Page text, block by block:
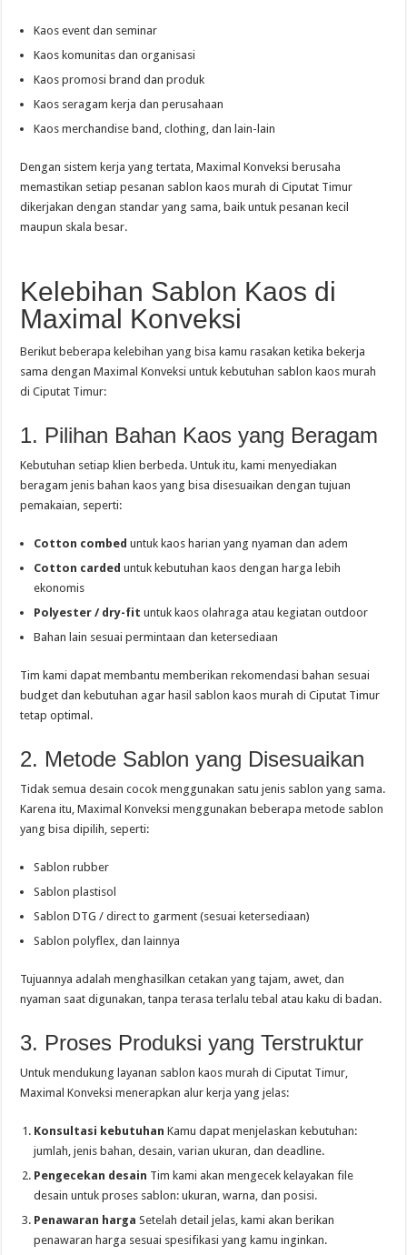
Kaos event dan seminar
Kaos komunitas dan organisasi
Kaos promosi brand dan produk
Kaos seragam kerja dan perusahaan
Kaos merchandise band, clothing, dan lain-lain
Dengan sistem kerja yang tertata, Maximal Konveksi berusaha
memastikan setiap pesanan sablon kaos murah di Ciputat Timur
dikerjakan dengan standar yang sama, baik untuk pesanan kecil
maupun skala besar.
Kelebihan Sablon Kaos di
Maximal Konveksi
Berikut beberapa kelebihan yang bisa kamu rasakan ketika bekerja
sama dengan Maximal Konveksi untuk kebutuhan sablon kaos murah
di Ciputat Timur:
1. Pilihan Bahan Kaos yang Beragam
Kebutuhan setiap klien berbeda. Untuk itu, kami menyediakan
beragam jenis bahan kaos yang bisa disesuaikan dengan tujuan
pemakaian, seperti:
Cotton combed untuk kaos harian yang nyaman dan adem
Cotton carded untuk kebutuhan kaos dengan harga lebih
ekonomis
Polyester / dry-fit untuk kaos olahraga atau kegiatan outdoor
Bahan lain sesuai permintaan dan ketersediaan
Tim kami dapat membantu memberikan rekomendasi bahan sesuai
budget dan kebutuhan agar hasil sablon kaos murah di Ciputat Timur
tetap optimal.
2. Metode Sablon yang Disesuaikan
Tidak semua desain cocok menggunakan satu jenis sablon yang sama.
Karena itu, Maximal Konveksi menggunakan beberapa metode sablon
yang bisa dipilih, seperti:
Sablon rubber
Sablon plastisol
Sablon DTG / direct to garment (sesuai ketersediaan)
Sablon polyflex, dan lainnya
Tujuannya adalah menghasilkan cetakan yang tajam, awet, dan
nyaman saat digunakan, tanpa terasa terlalu tebal atau kaku di badan.
3. Proses Produksi yang Terstruktur
Untuk mendukung layanan sablon kaos murah di Ciputat Timur,
Maximal Konveksi menerapkan alur kerja yang jelas:
Konsultasi kebutuhan Kamu dapat menjelaskan kebutuhan:
jumlah, jenis bahan, desain, varian ukuran, dan deadline.
Pengecekan desain Tim kami akan mengecek kelayakan file
desain untuk proses sablon: ukuran, warna, dan posisi.
Penawaran harga Setelah detail jelas, kami akan berikan
penawaran harga sesuai spesifikasi yang kamu inginkan.